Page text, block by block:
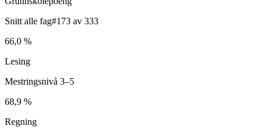
Snitt alle fag#173 av 333
66,0 %
Lesing
Mestringsnivå 3–5
68,9 %
Regning